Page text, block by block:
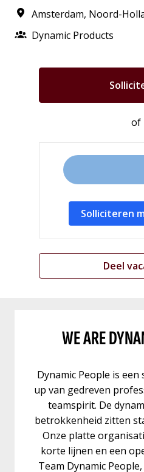
Amsterdam, Noord-
Dynamic Products
of
Solliciteren
Deel
WE ARE
Dynamic People is
up van gedreven
teamspirit. De
betrokkenheid zitten
Onze platte
korte lijnen en een
Team Dynamic